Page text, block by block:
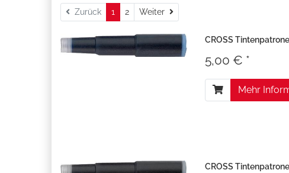
Zurück 1 2 Weiter Weiter
CROSS
5,00 € *
Mehr
CROSS